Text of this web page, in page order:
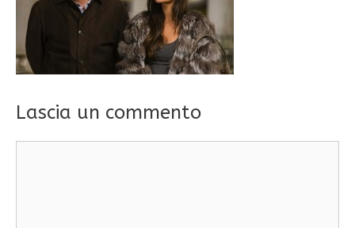
Lascia un commento